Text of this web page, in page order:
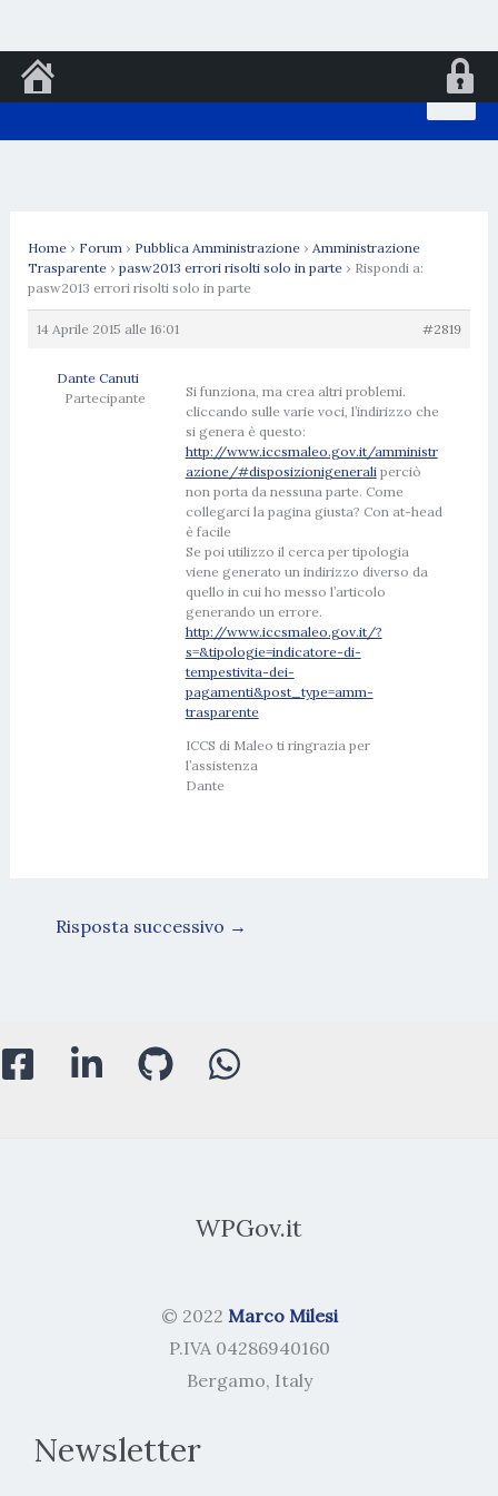
al
Home › Forum › Pubblica Amministrazione › Amministrazione
Trasparente › pasw2013 errori risolti solo in parte › Rispondi a:
pasw2013 errori risolti solo in parte
14 Aprile 2015 alle 16:01 #2819
Dante Canuti
Partecipante
Si funziona, ma crea altri problemi.
cliccando sulle varie voci, l’indirizzo che
si genera è questo:
http://www.iccsmaleo.gov.it/amministr
azione/#disposizionigeneraliperciò
non porta da nessuna parte. Come
collegarci la pagina giusta? Con at-head
è facile
Se poi utilizzo il cerca per tipologia
viene generato un indirizzo diverso da
quello in cui ho messo l’articolo
generando un errore.
http://www.iccsmaleo.gov.it/?
s=&tipologie=indicatore-di-
tempestivita-dei-
pagamenti&post_type=amm-
trasparente
ICCS di Maleo ti ringrazia per
l’assistenza
Dante
Risposta successivo →
WPGov.it
© 2022 Marco Milesi
P.IVA 04286940160
Bergamo, Italy
Newsletter